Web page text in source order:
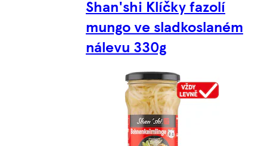
Shan'shi Klíčky fazolí
mungo ve sladkoslaném
nálevu 330g